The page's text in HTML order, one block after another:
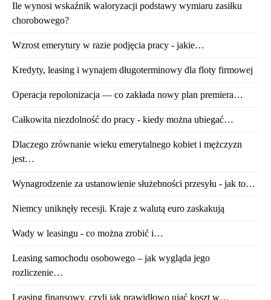
Ile wynosi wskaźnik waloryzacji podstawy wymiaru zasiłku
chorobowego?
Wzrost emerytury w razie podjęcia pracy - jakie…
Kredyty, leasing i wynajem długoterminowy dla floty firmowej
Operacja repolonizacja — co zakłada nowy plan premiera…
Całkowita niezdolność do pracy - kiedy można ubiegać…
Dlaczego zrównanie wieku emerytalnego kobiet i mężczyzn
jest…
Wynagrodzenie za ustanowienie służebności przesyłu - jak to…
Niemcy uniknęły recesji. Kraje z walutą euro zaskakują
Wady w leasingu - co można zrobić i…
Leasing samochodu osobowego – jak wygląda jego
rozliczenie…
Leasing finansowy, czyli jak prawidłowo ująć koszt w…